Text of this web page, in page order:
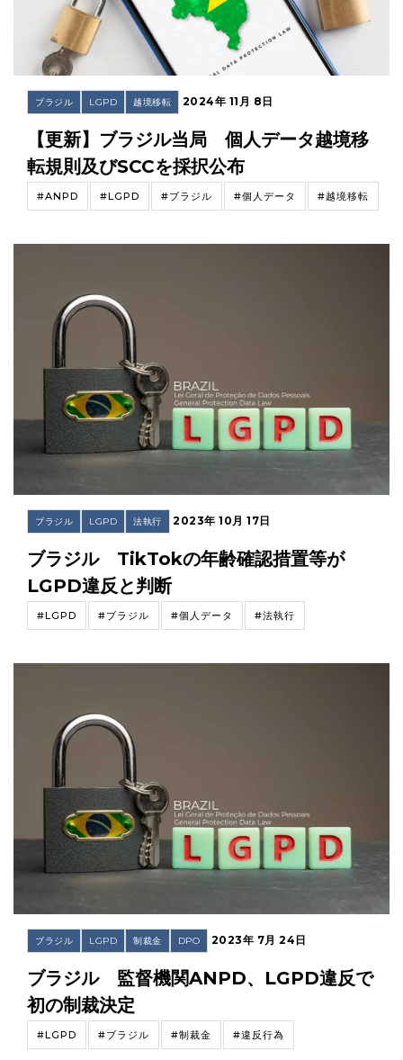
ブラジル LGPD 越境移転 2024年 11月 8日
【更新】ブラジル当局 個人データ越境移
転規則及びSCCを採択公布
#ANPD #LGPD #ブラジル #個人データ #越境移転
ブラジル LGPD 法執行 2023年 10月 17日
ブラジル TikTokの年齢確認措置等が
LGPD違反と判断
#LGPD #ブラジル #個人データ #法執行
ブラジル LGPD 制裁金 DPO 2023年 7月 24日
ブラジル 監督機関ANPD、LGPD違反で
初の制裁決定
#LGPD #ブラジル #制裁金 #違反行為